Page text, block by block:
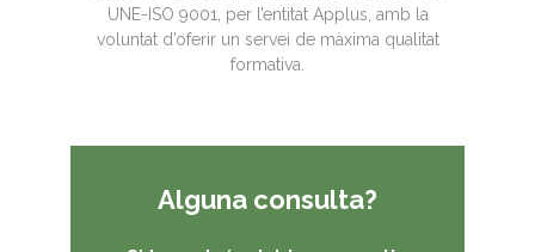
UNE-ISO 9001, per l’entitat Applus, amb la
voluntat d’oferir un servei de màxima qualitat
formativa.
Alguna consulta?